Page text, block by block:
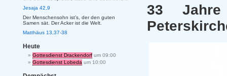
33 Jahre
Jesaja 42,9
Der Menschensohn ist’s, der den guten
Samen sät. Der Acker ist die Welt.
Matthäus 13,37-38
Heute
Gottesdienst Drackendorf um 09:00
Gottesdienst Lobeda um 10:00